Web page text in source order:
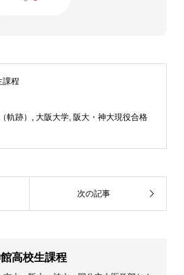
課程
軌跡） , 大阪大学, 阪大・神大現役合格
次の記事
高校生課程